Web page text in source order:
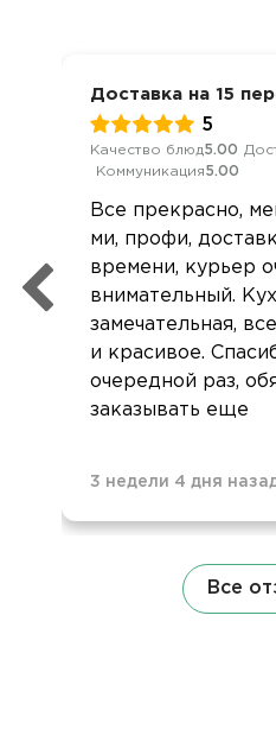
Доставка на 15
5
Качество блюд5.00
Коммуникация5.00
Все прекрасно,
ми, профи,
времени, курьер
внимательный.
замечательная,
и красивое.
очередной раз,
заказывать еще
3 недели 4 дня
Все